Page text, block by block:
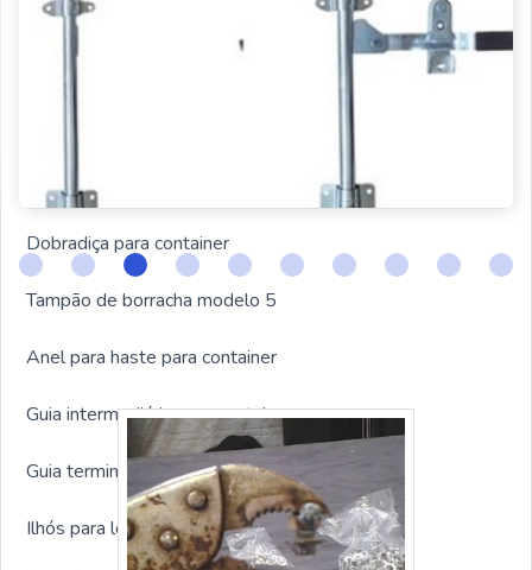
Fechadura para container
Peças para container
Trava de segurança para container
Respiro para container
Dobradiça para container
Tampão de borracha modelo 5
Anel para haste para container
Guia intermediária para container
Guia terminal para container
Ilhós para lona para container